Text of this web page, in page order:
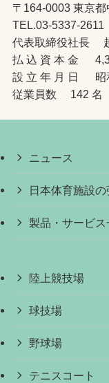
〒164-0003 東京
TEL.03-5337-
代表取締役社長
払 込 資 本 金
設 立 年 月 日 昭
従業員数 142 名
ニュース
日本体育施設の
製品・サービス
陸上競技場
球技場
野球場
テニスコート